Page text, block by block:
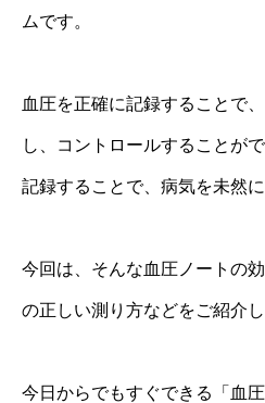
ムです。
血圧を正確に記録することで
し、コントロールすることが
記録することで、病気を未然
今回は、そんな血圧ノートの
の正しい測り方などをご紹介し
今日からでもすぐできる「血